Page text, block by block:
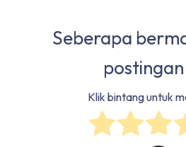
Seberapa
postingan
Klik bintang untuk